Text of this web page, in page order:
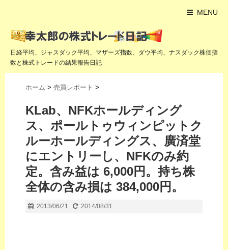
MENU
日経平均、ジャスダック平均、マザーズ指数、ダウ平均、ナスダック株価指
数と株式トレードの結果報告日記
ホーム > 売買レポート >
KLab、NFKホールディング
ス、ポールトゥウィンピットク
ルーホールディングス、廣済堂
にエントリーし、NFKのみ約
定。含み益は 6,000円。持ち株
全体の含み損は 384,000円。
2013/06/21 2014/08/31